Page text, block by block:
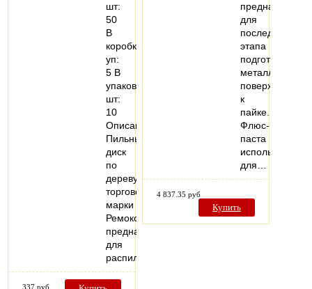
шт:
50
В
коробке,
уп:
5 В
упаковке,
шт:
10
Описание:
Пильный
диск
по
дереву
торговой
марки
Ремоколор
предназначен
для
распиловки…
337 руб
предназначена
для
последнего
этапа
подготовки
металлических
поверхностей
к
пайке.
Флюс-
паста
используется
для…
4 837.35 руб
Купить